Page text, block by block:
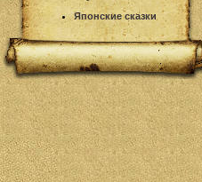
Японские сказки